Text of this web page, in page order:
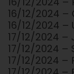
16/12/2024 –
16/12/2024
17/12/2024 –
17/12/2024 –
17/12/2024